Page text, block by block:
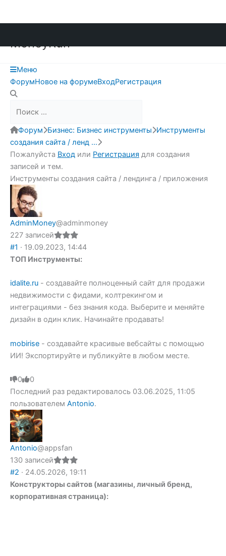
содержимому
MoneyRun
Меню
Навигация
Форума
ФорумНовое на форумеВходРегистрация
Форум
breadcrumbs
-
Вы
здесь:
Форум Бизнес: Бизнес инструменты
Инструменты
создания сайта / ленд …
Пожалуйста Вход или Регистрация для создания
записей и тем.
Инструменты создания сайта / лендинга / приложения
AdminMoney@adminmoney
227 записей
#1 · 19.09.2023, 14:44
ТОП Инструменты:
idalite.ru - создавайте полноценный сайт для продажи
недвижимости с фидами, колтрекингом и
интеграциями - без знания кода. Выберите и меняйте
дизайн в один клик. Начинайте продавать!
mobirise - создавайте красивые вебсайты с помощью
ИИ! Экспортируйте и публикуйте в любом месте.
Голосуйте
палец
0
Голосуйте
палец
0
Последний раз редактировалось 03.06.2025, 11:05
пользователем Antonio.
Antonio@appsfan
130 записей
#2 · 24.05.2026, 19:11
Конструкторы сайтов (магазины, личный бренд,
корпоративная страница):